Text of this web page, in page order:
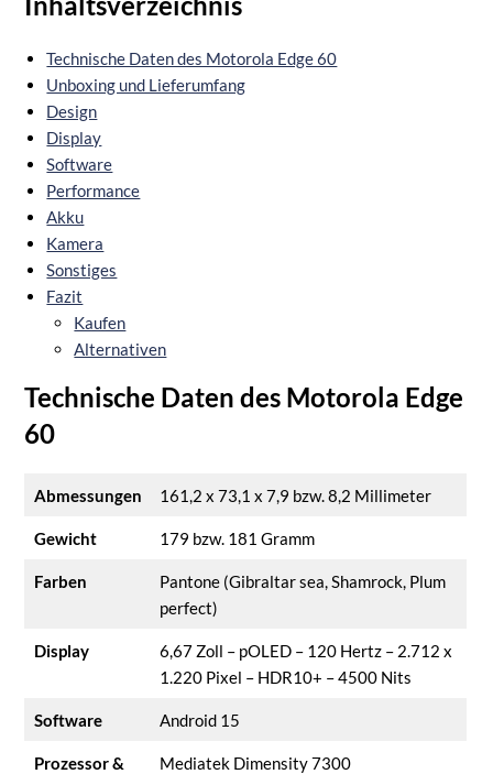
Technische Daten des Motorola Edge 60
Unboxing und Lieferumfang
Design
Display
Software
Performance
Akku
Kamera
Sonstiges
Fazit
Kaufen
Alternativen
Technische Daten des Motorola Edge
60
Abmessungen 161,2 x 73,1 x 7,9 bzw. 8,2 Millimeter
Gewicht 179 bzw. 181 Gramm
Farben
Pantone (Gibraltar sea, Shamrock, Plum
perfect)
Display
6,67 Zoll – pOLED – 120 Hertz – 2.712 x
1.220 Pixel – HDR10+ – 4500 Nits
Software Android 15
Prozessor &
Mediatek Dimensity 7300